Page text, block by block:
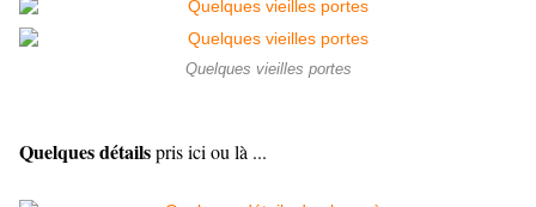
Quelques vieilles portes
Quelques détailspris ici ou là ...